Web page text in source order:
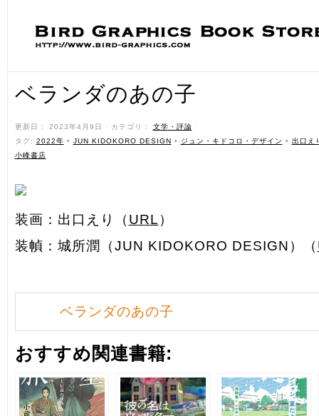
ベランダのあの子
更新日： 2023年4月9日 ˑ カテゴリ： 文学・評論 ˑ
タグ: 2022年 • JUN KIDOKORO DESIGN • ジュン・キドコロ・デザイン • 出口え
小峰書店
装画：出口えり（ URL ）
装幀：城所潤（JUN KIDOKORO DESIGN）（
ベランダのあの子
おすすめ関連書籍: